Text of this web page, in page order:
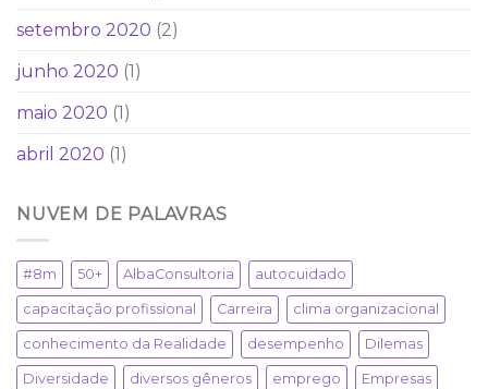
setembro 2020 (2)
junho 2020 (1)
maio 2020 (1)
abril 2020 (1)
NUVEM DE PALAVRAS
#8m 50+ AlbaConsultoria autocuidado
capacitação profissional Carreira clima organizacional
conhecimento da Realidade desempenho Dilemas
Diversidade diversos gêneros emprego Empresas